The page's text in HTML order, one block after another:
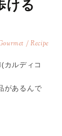
ける
/ Recipe
カルディコ
があるんで